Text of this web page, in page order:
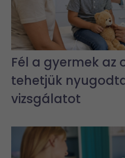
Fél a gyermek az
tehetjük
vizsgálatot